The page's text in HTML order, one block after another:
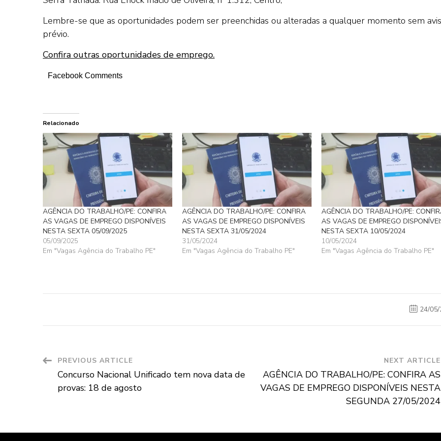
Lembre-se que as oportunidades podem ser preenchidas ou alteradas a qualquer momento sem
prévio.
Confira outras oportunidades de emprego.
Facebook Comments
Relacionado
AGÊNCIA DO TRABALHO/PE: CONFIRA
AS VAGAS DE EMPREGO DISPONÍVEIS
NESTA SEXTA 05/09/2025
05/09/2025
Em "Vagas Agência do Trabalho PE"
AGÊNCIA DO TRABALHO/PE: CONFIRA
AS VAGAS DE EMPREGO DISPONÍVEIS
NESTA SEXTA 31/05/2024
31/05/2024
Em "Vagas Agência do Trabalho PE"
AGÊNCIA DO TRABALHO/PE:
AS VAGAS DE EMPREGO
NESTA SEXTA 10/05/2024
10/05/2024
Em "Vagas Agência do Trabalho PE"
24/
Post
Navigation
PREVIOUS ARTICLE
Concurso Nacional Unificado tem nova data de
provas: 18 de agosto
NEXT ARTICLE
AGÊNCIA DO TRABALHO/PE: CONFIRA AS
VAGAS DE EMPREGO DISPONÍVEIS NESTA
SEGUNDA 27/05/2024